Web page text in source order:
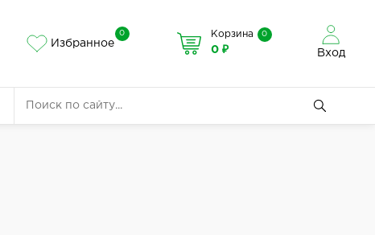
Избранное
0 Корзина 0
0 ₽ Вход